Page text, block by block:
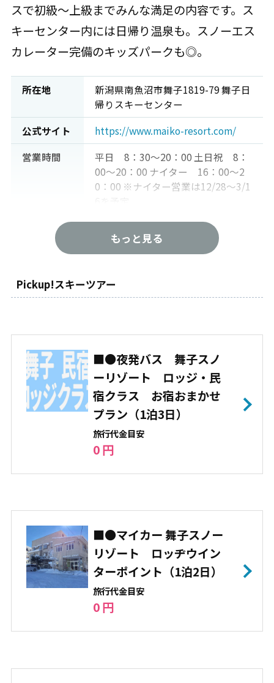
スで初級～上級までみんな満足の内容です。ス
キーセンター内には日帰り温泉も。スノーエス
カレーター完備のキッズパークも◎。
所在地
新潟県南魚沼市舞子1819-79 舞子日
帰りスキーセンター
公式サイト
https://www.maiko-resort.com/
営業時間
平日 8：30～20：00 土日祝 8：
00～20：00 ナイター 16：00～2
0：00 ※ナイター営業は12/28～3/1
平日・日祝 無料 土曜・1/29～1/
3・1/12・2/23・3/20 1,000円
最長コース
6,000m
難易度
0%
スキー・ボ
ード
スキー：40% スノボー：60%
キッカー レール ウェーブ テー
ブルトップ ボックス
もっと見る
Pickup!スキーツアー
■●夜発バス 舞子スノ
ーリゾート ロッジ・民
宿クラス お宿おまかせ
プラン（1泊3日）
旅⾏代⾦⽬安
0 円
■●マイカー 舞子スノー
リゾート ロッヂウイン
ターポイント（1泊2日）
旅⾏代⾦⽬安
0 円